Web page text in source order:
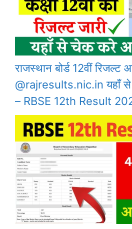
राजस्थान बोर्ड 12वीं रिजल्ट
@rajresults.nic.in यहाँ से
– RBSE 12th Result